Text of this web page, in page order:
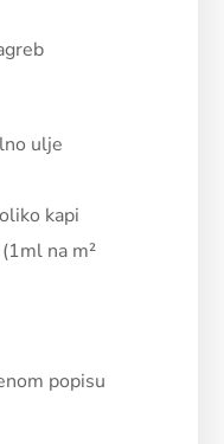
ulje
kapi
na m²
popisu